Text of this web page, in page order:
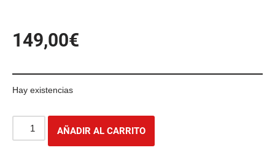
149,00€
Hay existencias
AÑADIR AL CARRITO